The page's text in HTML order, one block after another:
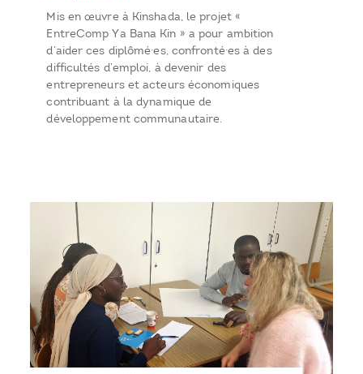
Mis en œuvre à Kinshada, le projet «
EntreComp Ya Bana Kin » a pour ambition
d’aider ces diplômé·es, confronté·es à des
difficultés d’emploi, à devenir des
entrepreneurs et acteurs économiques
contribuant à la dynamique de
développement communautaire.